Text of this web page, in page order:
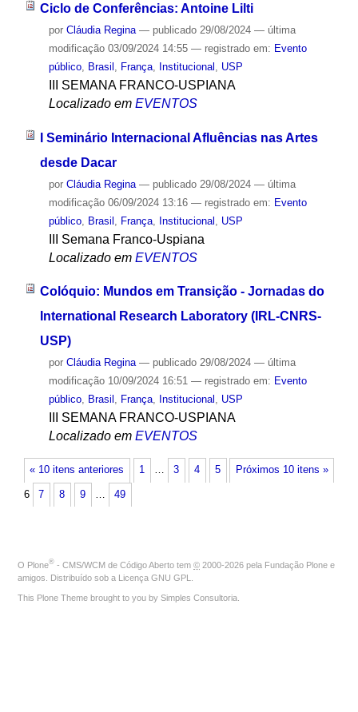
Ciclo de Conferências: Antoine Lilti
por Cláudia Regina — publicado29/08/2024 — última
modificação03/09/2024 14:55 — registrado em: Evento
público, Brasil França, Institucional USP
III SEMANA FRANCO-USPIANA
Localizado em EVENTOS
I Seminário Internacional Afluências nas Artes
desde Dacar
por Cláudia Regina — publicado29/08/2024 — última
modificação06/09/2024 13:16 — registrado em: Evento
público, Brasil França, Institucional USP
III Semana Franco-Uspiana
Localizado em EVENTOS
Colóquio: Mundos em Transição - Jornadas do
International Research Laboratory (IRL-CNRS-
USP)
por Cláudia Regina — publicado29/08/2024 — última
modificação10/09/2024 16:51 — registrado em: Evento
público, Brasil , França, Institucional , USP
III SEMANA FRANCO-USPIANA
Localizado em EVENTOS
« 10 itens anteriores Próximos 10 itens »
1 … 3 4 5
6 7 8 9 … 49
O Plone® - CMS/WCM de Código Aberto tem © 2000-2026 pela Fundação Plone e
amigos. Distribuído sob a Licença GNU GPL
This Plone Theme brought to you by Simples Consultoria